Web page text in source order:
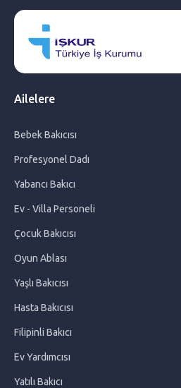
İki Dilli Eğitim: Çocuklarda Erken
Faydaları
Filipinli Bakıcı Nasıl Getirilir ?
Filipinli Bakıcı Ücretleri
Bebeklerde Uyku Eğitimi Nasıl Yapılır?
Filipinli Bakıcı ile Çalışmanın
Ev Yardımcısı Seçerken Dikkat
Ailelere
Bebek Bakıcısı
Profesyonel Dadı
Yabancı Bakıcı
Ev - Villa Personeli
Çocuk Bakıcısı
Oyun Ablası
Yaşlı Bakıcısı
Hasta Bakıcısı
Filipinli Bakıcı
Ev Yardımcısı
Yatılı Bakıcı